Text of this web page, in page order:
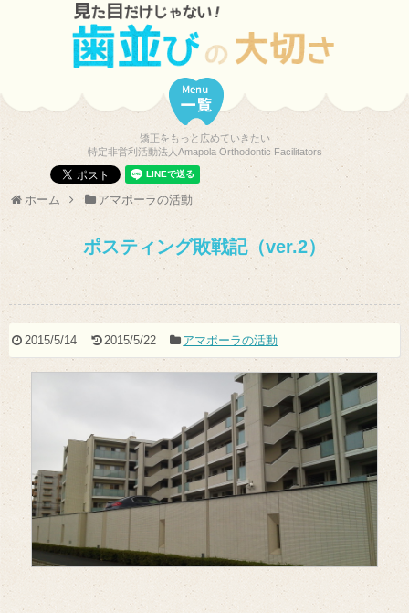
矯正をもっと広めていきたい
特定非営利活動法人Amapola Orthodontic Facilitators
ホーム アマポーラの活動
ポスティング敗戦記（ver.2）
2015/5/14 2015/5/22 アマポーラの活動